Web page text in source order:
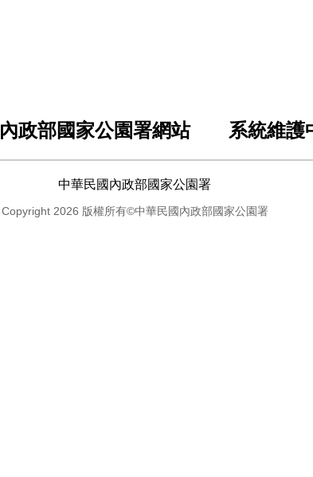
內政部國家公園署網站 系統維護
中華民國內政部國家公園署
Copyright 2026 版權所有©中華民國內政部國家公園署